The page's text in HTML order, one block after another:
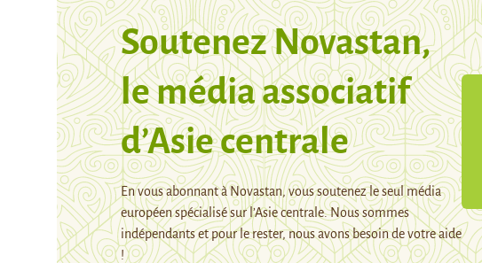
Soutenez Novastan,
le média associatif
d’Asie centrale
En vous abonnant à Novastan, vous soutenez le seul média
européen spécialisé sur l’Asie centrale. Nous sommes
indépendants et pour le rester, nous avons besoin de votre aide
!